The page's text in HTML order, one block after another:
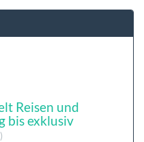
Reisen und
bis exklusiv